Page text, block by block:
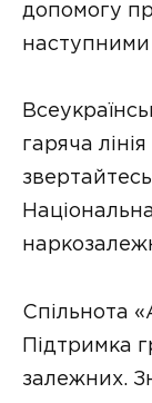
допомогу
наступними
гаряча
Спільнота
Підтримка
залежних.